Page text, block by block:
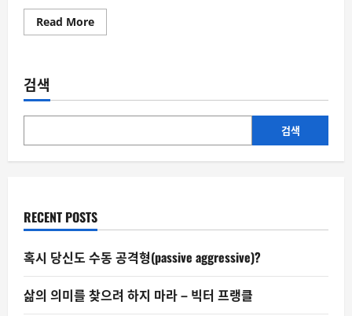
Read MoreRead
more
올
사
진
자
개,
AI
가
앗
는
‘입
직
급’들
검색
검색
RECENT POSTS
혹시 당신도 수동 공격형(passive aggressive)?
삶의 의미를 찾으려 하지 마라 – 빅터 프랭클